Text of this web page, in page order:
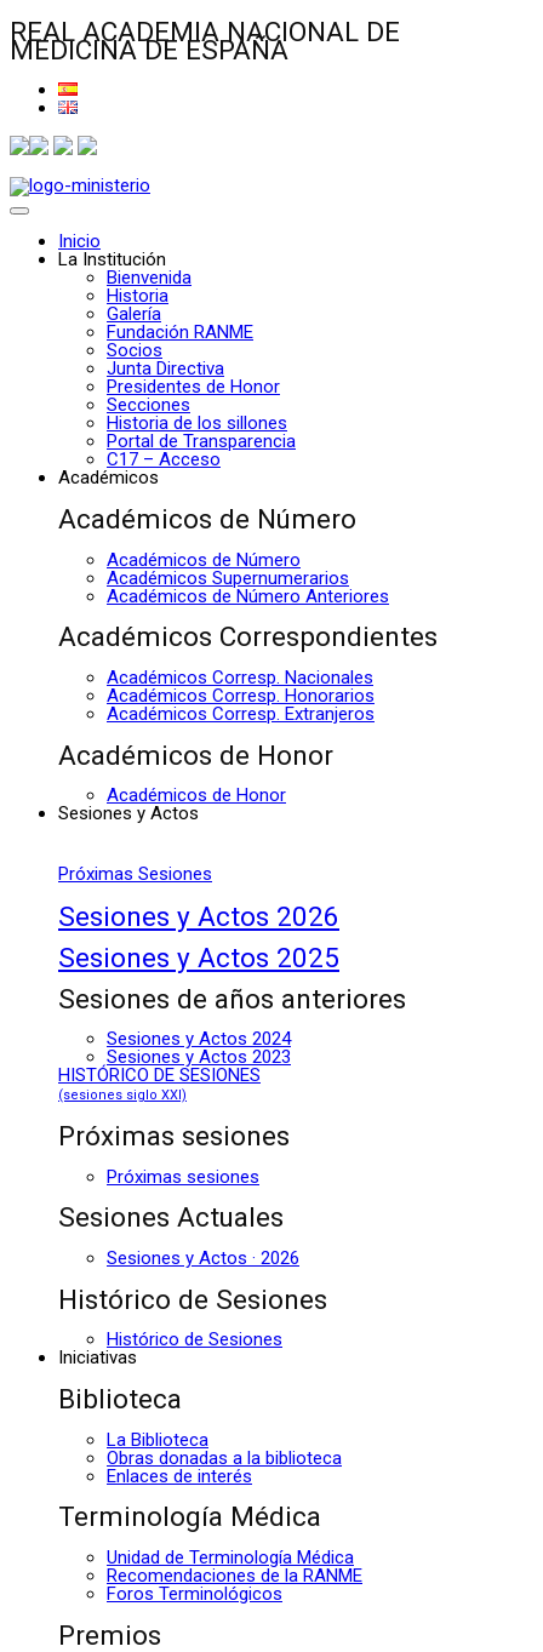
REAL ACADEMIA NACIONAL DE
MEDICINA DE ESPAÑA
Inicio
La Institución
Bienvenida
Historia
Galería
Fundación RANME
Socios
Junta Directiva
Presidentes de Honor
Secciones
Historia de los sillones
Portal de Transparencia
C17 – Acceso
Académicos
Académicos de Número
Académicos de Número
Académicos Supernumerarios
Académicos de Número Anteriores
Académicos Correspondientes
Académicos Corresp. Nacionales
Académicos Corresp. Honorarios
Académicos Corresp. Extranjeros
Académicos de Honor
Académicos de Honor
Sesiones y Actos
Próximas Sesiones
Sesiones y Actos 2026
Sesiones y Actos 2025
Sesiones de años anteriores
Sesiones y Actos 2024
Sesiones y Actos 2023
HISTÓRICO DE SESIONES
(sesiones siglo XXI)
Próximas sesiones
Próximas sesiones
Sesiones Actuales
Sesiones y Actos · 2026
Histórico de Sesiones
Histórico de Sesiones
Iniciativas
Biblioteca
La Biblioteca
Obras donadas a la biblioteca
Enlaces de interés
Terminología Médica
Unidad de Terminología Médica
Recomendaciones de la RANME
Foros Terminológicos
Premios